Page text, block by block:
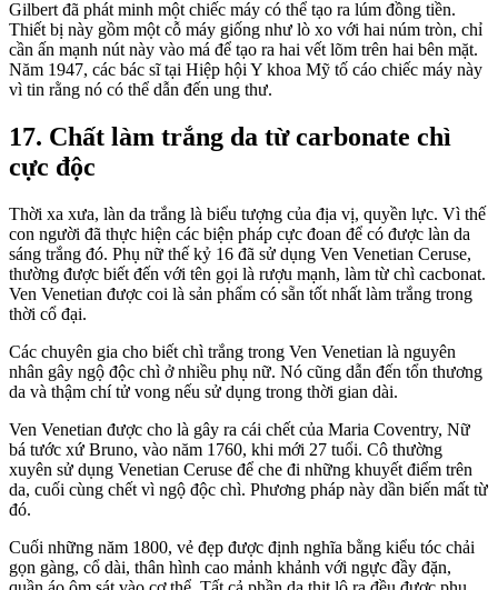
Gilbert đã phát minh một chiếc máy có thể tạo ra lúm đồng tiền.
Thiết bị này gồm một cỗ máy giống như lò xo với hai núm tròn, chỉ
cần ấn mạnh nút này vào má để tạo ra hai vết lõm trên hai bên mặt.
Năm 1947, các bác sĩ tại Hiệp hội Y khoa Mỹ tố cáo chiếc máy này
vì tin rằng nó có thể dẫn đến ung thư.
17. Chất làm trắng da từ carbonate chì
cực độc
Thời xa xưa, làn da trắng là biểu tượng của địa vị, quyền lực. Vì thế
con người đã thực hiện các biện pháp cực đoan để có được làn da
sáng trắng đó. Phụ nữ thế kỷ 16 đã sử dụng Ven Venetian Ceruse,
thường được biết đến với tên gọi là rượu mạnh, làm từ chì cacbonat.
Ven Venetian được coi là sản phẩm có sẵn tốt nhất làm trắng trong
thời cổ đại.
Các chuyên gia cho biết chì trắng trong Ven Venetian là nguyên
nhân gây ngộ độc chì ở nhiều phụ nữ. Nó cũng dẫn đến tổn thương
da và thậm chí tử vong nếu sử dụng trong thời gian dài.
Ven Venetian được cho là gây ra cái chết của Maria Coventry, Nữ
bá tước xứ Bruno, vào năm 1760, khi mới 27 tuổi. Cô thường
xuyên sử dụng Venetian Ceruse để che đi những khuyết điểm trên
da, cuối cùng chết vì ngộ độc chì. Phương pháp này dần biến mất từ
đó.
Cuối những năm 1800, vẻ đẹp được định nghĩa bằng kiểu tóc chải
gọn gàng, cổ dài, thân hình cao mảnh khảnh với ngực đầy đặn,